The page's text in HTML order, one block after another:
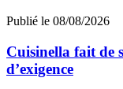
Publié le 08/08/2026
Cuisinella fait de
d’exigence